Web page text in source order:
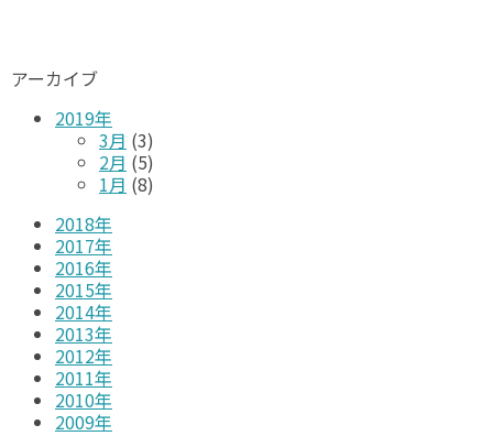
アーカイブ
2019年
3月 (3)
2月 (5)
1月 (8)
2018年
2017年
2016年
2015年
2014年
2013年
2012年
2011年
2010年
2009年